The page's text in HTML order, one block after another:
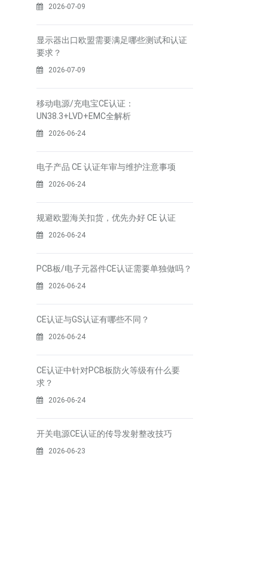
2026-07-09
显示器出口欧盟需要满足哪些测试和认证
要求？
2026-07-09
移动电源/充电宝CE认证：
UN38.3+LVD+EMC全解析
2026-06-24
电子产品 CE 认证年审与维护注意事项
2026-06-24
规避欧盟海关扣货，优先办好 CE 认证
2026-06-24
PCB板/电子元器件CE认证需要单独做吗？
2026-06-24
CE认证与GS认证有哪些不同？
2026-06-24
CE认证中针对PCB板防火等级有什么要
求？
2026-06-24
开关电源CE认证的传导发射整改技巧
2026-06-23